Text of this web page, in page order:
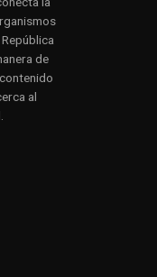
de
al